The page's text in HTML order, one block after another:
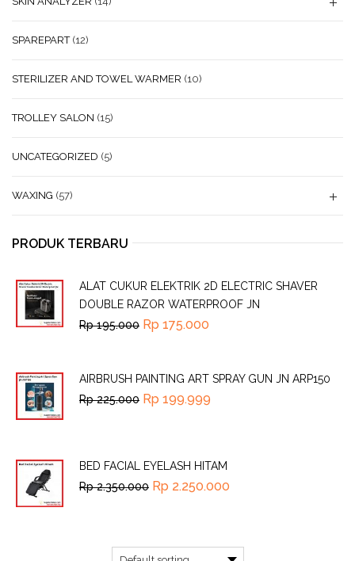
SPAREPART (12)
STERILIZER AND TOWEL WARMER (10)
TROLLEY SALON (15)
UNCATEGORIZED (5)
WAXING (57)
PRODUK TERBARU
ALAT CUKUR ELEKTRIK 2D ELECTRIC SHAVER
DOUBLE RAZOR WATERPROOF JN
Rp195.000 Rp 175.000
AIRBRUSH PAINTING ART SPRAY GUN JN ARP150
Rp225.000 Rp 199.999
BED FACIAL EYELASH HITAM
Rp2.350.000 Rp 2.250.000